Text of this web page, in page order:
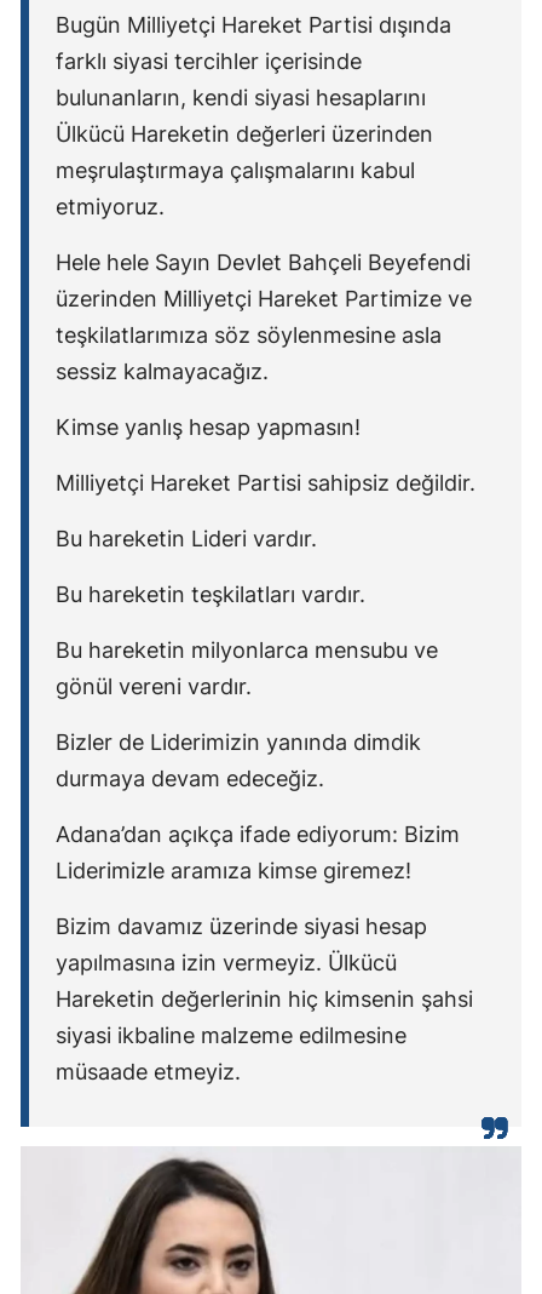
Bugün Milliyetçi Hareket Partisi dışında
farklı siyasi tercihler içerisinde
bulunanların, kendi siyasi hesaplarını
Ülkücü Hareketin değerleri üzerinden
meşrulaştırmaya çalışmalarını kabul
etmiyoruz.
Hele hele Sayın Devlet Bahçeli Beyefendi
üzerinden Milliyetçi Hareket Partimize ve
teşkilatlarımıza söz söylenmesine asla
sessiz kalmayacağız.
Kimse yanlış hesap yapmasın!
Milliyetçi Hareket Partisi sahipsiz değildir.
Bu hareketin Lideri vardır.
Bu hareketin teşkilatları vardır.
Bu hareketin milyonlarca mensubu ve
gönül vereni vardır.
Bizler de Liderimizin yanında dimdik
durmaya devam edeceğiz.
Adana’dan açıkça ifade ediyorum: Bizim
Liderimizle aramıza kimse giremez!
Bizim davamız üzerinde siyasi hesap
yapılmasına izin vermeyiz. Ülkücü
Hareketin değerlerinin hiç kimsenin şahsi
siyasi ikbaline malzeme edilmesine
müsaade etmeyiz.